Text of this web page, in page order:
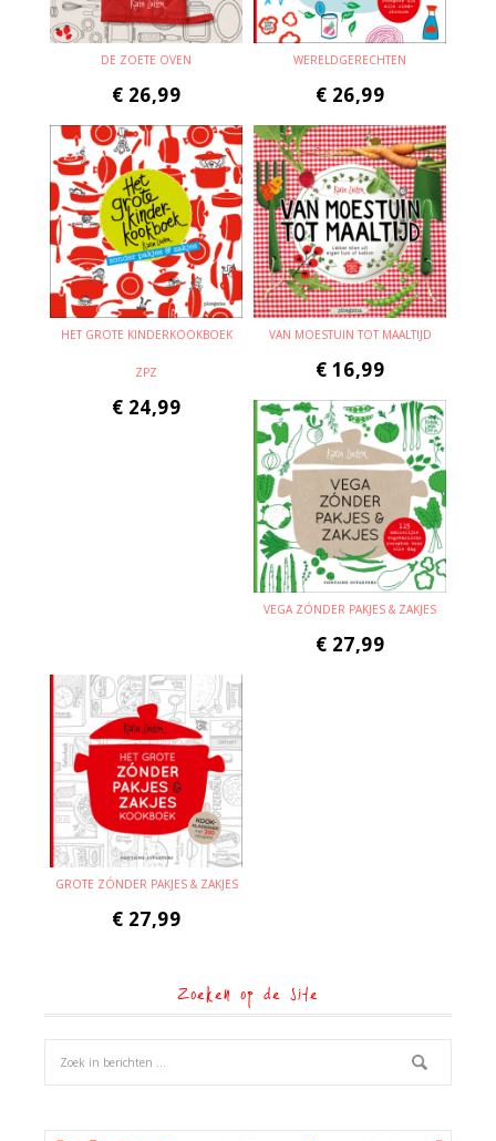
DE ZOETE OVEN
€ 26,99
WERELDGERECHTEN
€ 26,99
HET GROTE KINDERKOOKBOEK
ZPZ
€ 24,99
VAN MOESTUIN TOT MAALTIJD
€ 16,99
VEGA ZÓNDER PAKJES & ZAKJES
€ 27,99
GROTE ZÓNDER PAKJES & ZAKJES
€ 27,99
Zoeken op de site